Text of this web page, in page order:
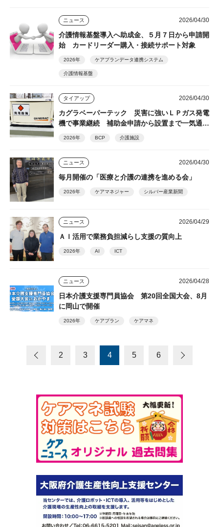
ニュース 2026/04/30
介護情報基盤導入へ助成金、５月７日から申請開
始 カードリーダー購入・接続サポート対象
2026年 ケアプランデータ連携システム
介護情報基盤
タイアップ 2026/04/30
カグラベーパーテック 災害に強いＬＰガス発電
機で事業継続 補助金申請から設置まで一気通貫
2026年 BCP 介護施設
ニュース 2026/04/30
毎月開催の「医療と介護の連携を進める会」
2026年 ケアマネジャー シルバー産業新聞
ニュース 2026/04/29
ＡＩ活用で業務負担減らし支援の質向上
2026年 AI ICT
ニュース 2026/04/28
日本介護支援専門員協会 第20回全国大会、8月
に岡山で開催
2026年 ケアプラン ケアマネ
2 3 4 5 6